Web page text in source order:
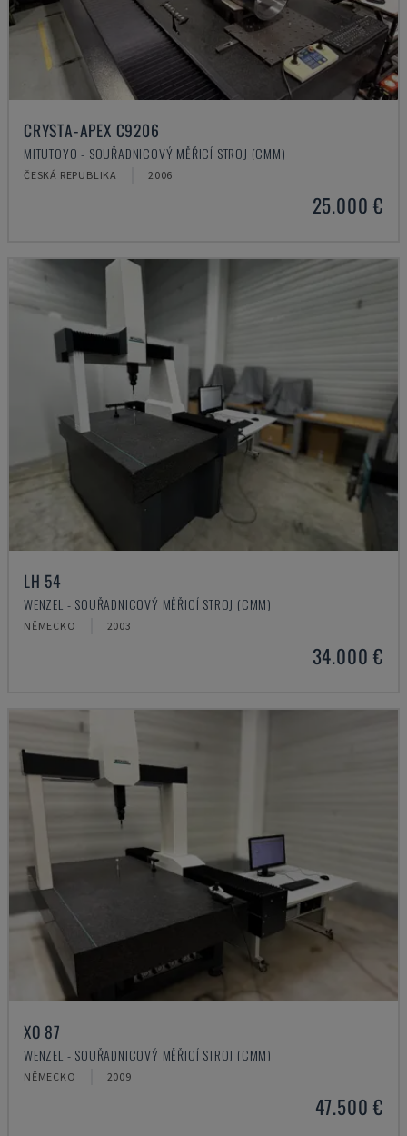
CRYSTA-APEX C9206
MITUTOYO - SOUŘADNICOVÝ MĚŘICÍ STROJ (CMM)
ČESKÁ REPUBLIKA 2006
25.000 €
LH 54
WENZEL - SOUŘADNICOVÝ MĚŘICÍ STROJ (CMM)
NĚMECKO 2003
34.000 €
XO 87
WENZEL - SOUŘADNICOVÝ MĚŘICÍ STROJ (CMM)
NĚMECKO 2009
47.500 €